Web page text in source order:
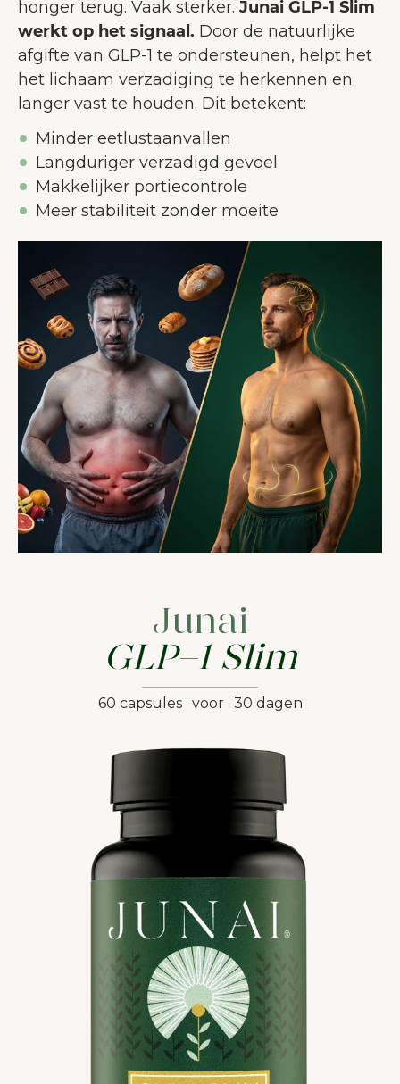
honger terug. Vaak sterker. Junai GLP-1 Slim
werkt op het signaal. Door de natuurlijke
afgifte van GLP-1 te ondersteunen, helpt het
het lichaam verzadiging te herkennen en
langer vast te houden. Dit betekent:
Minder eetlustaanvallen
Langduriger verzadigd gevoel
Makkelijker portiecontrole
Meer stabiliteit zonder moeite
Junai
GLP-1 Slim
60 capsules · voor · 30 dagen